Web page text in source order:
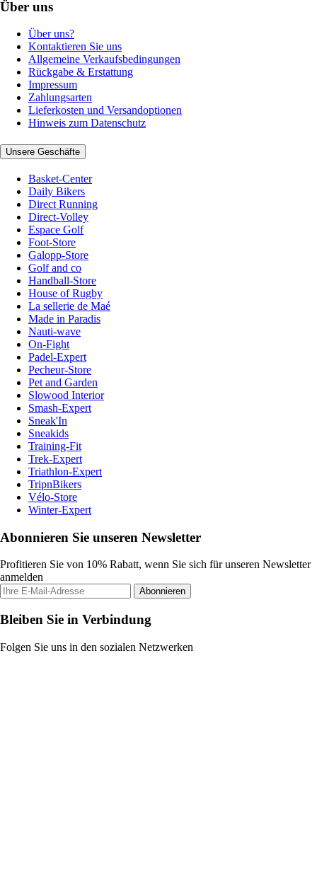
Über uns
Über uns?
Kontaktieren Sie uns
Allgemeine Verkaufsbedingungen
Rückgabe & Erstattung
Impressum
Zahlungsarten
Lieferkosten und Versandoptionen
Hinweis zum Datenschutz
Unsere Geschäfte
Basket-Center
Daily Bikers
Direct Running
Direct-Volley
Espace Golf
Foot-Store
Galopp-Store
Golf and co
Handball-Store
House of Rugby
La sellerie de Maé
Made in Paradis
Nauti-wave
On-Fight
Padel-Expert
Pecheur-Store
Pet and Garden
Slowood Interior
Smash-Expert
Sneak'In
Sneakids
Training-Fit
Trek-Expert
Triathlon-Expert
TripnBikers
Vélo-Store
Winter-Expert
Abonnieren Sie unseren Newsletter
Profitieren Sie von 10% Rabatt, wenn Sie sich für unseren Newsletter
anmelden
Abonnieren
Bleiben Sie in Verbindung
Folgen Sie uns in den sozialen Netzwerken